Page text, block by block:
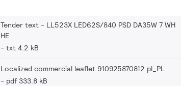
Tender text - LL523X LED62S/840 PSD DA35W 7 WH
HE
txt 4.2 kB
Localized commercial leaflet 910925870812 pl_PL
pdf 333.8 kB